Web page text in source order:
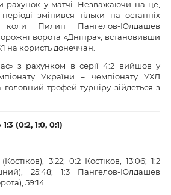
рахунок у матчі. Незважаючи на це,
змінився тільки на останніх
коли Пилип Пангелов-Юлдашев
ворота «Дніпра», встановивши
на користь донеччан.
з рахунком в серії 4:2 вийшов у
України – чемпіонату УХЛ
головний трофей турніру зійдеться з
(0:2, 1:0, 0:1)
3:22; 0:2 Костіков, 13:06; 1:2
25:48; 1:3 Пангелов-Юлдашев
59:14.